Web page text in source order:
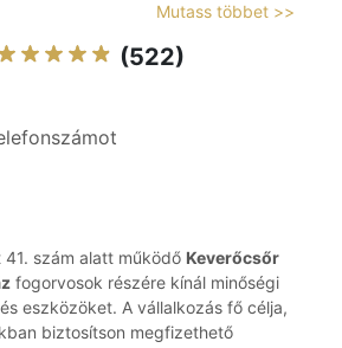
Mutass többet >>
(522)
szám alatt működő Keverőcsőr
fogorvosok részére kínál minőségi
eszközöket. A vállalkozás fő célja,
biztosítson megfizethető